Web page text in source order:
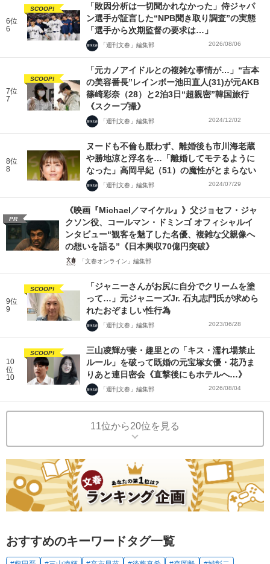
6位
6
SCOOP!
「敗因分析は一切聞かれなかった」侍ジャパ
ン選手が証言した“NPB聞き取り調査”の実態
「選手から次期監督の要求は…」
「週刊文春」編集部 2026/08/06
7位
7
SCOOP!
「元カノアイドルとの複雑な事情が…」“吉本
の美容番長”レインボー池田直人(31)が元AKB
篠崎彩奈（28）と2泊3日“超親密”韓国旅行
《スクープ撮》
「週刊文春」編集部 2024/12/02
8位
8
ヌードも不倫も厭わず、離婚後も市川海老蔵
や勝地涼と浮名を…「離婚してモテるように
なった」高岡早紀（51）の魔性がとまらない
「週刊文春」編集部 2024/07/29
PR
《映画『Michael／マイケル』》父ジョセフ・ジャ
クソン役、コールマン・ドミンゴ オフィシャルイ
ンタビュー“観客を魅了した名優、複雑な父親像へ
の想いを語る”《日本興収70億円突破》
「文春オンライン」編集部
9位
9
SCOOP!
「ジャニーさんがお尻に自分でクリームを塗
って…」元ジャニーズJr. 石丸志門氏が求めら
れたおぞましい性行為
「週刊文春」編集部 2023/06/28
10
位
10
SCOOP!
三山凌輝が妻・趣里との「キス・濡れ場禁止
ルール」を破って既婚の元宝塚女優・花乃ま
りあと連日密会《直撃後にもホテルへ…》
「週刊文春」編集部 2026/08/04
11位から20位を見る
おすすめのキーワードタグ一覧